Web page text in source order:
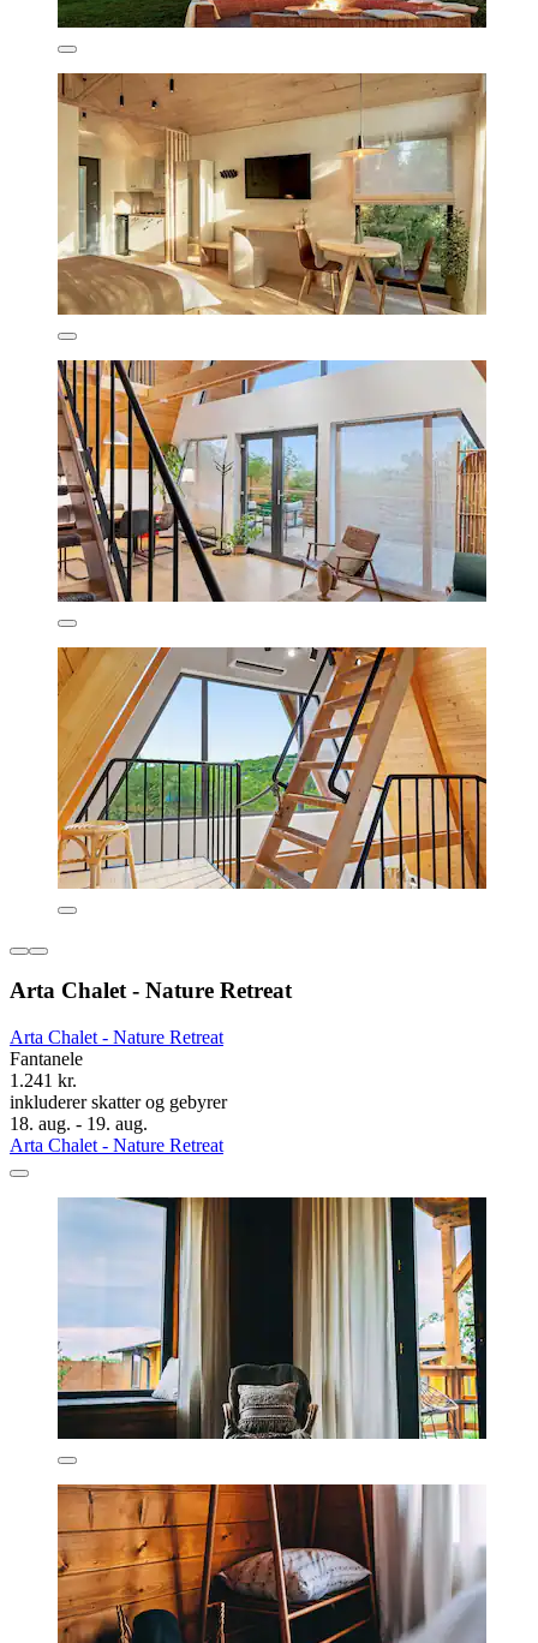
Arta Chalet - Nature Retreat
Arta Chalet - Nature Retreat
Fantanele
1.241 kr.
inkluderer skatter og gebyrer
18. aug. - 19. aug.
Arta Chalet - Nature Retreat